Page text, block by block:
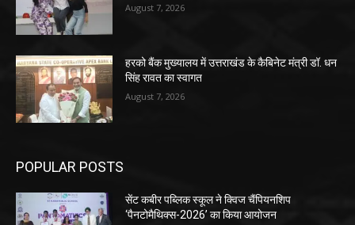
August 7, 2026
हरको बैंक मुख्यालय में उत्तराखंड के कैबिनेट मंत्री डॉ. धन
सिंह रावत का स्वागत
August 7, 2026
POPULAR POSTS
सेंट कबीर पब्लिक स्कूल ने क्विज चैंपियनशिप
‘पैनटोमैथिक्स-2026’ का किया आयोजन